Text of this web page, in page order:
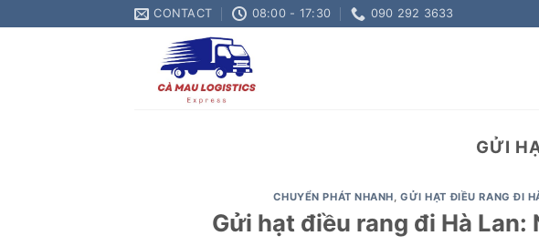
to
CONTACT 08:00 - 17:30 090 292 3633
GỬI
CHUYỂN PHÁT NHANH,GỬI HẠT ĐIỀU RANG ĐI
Gửi hạt điều rang đi Hà